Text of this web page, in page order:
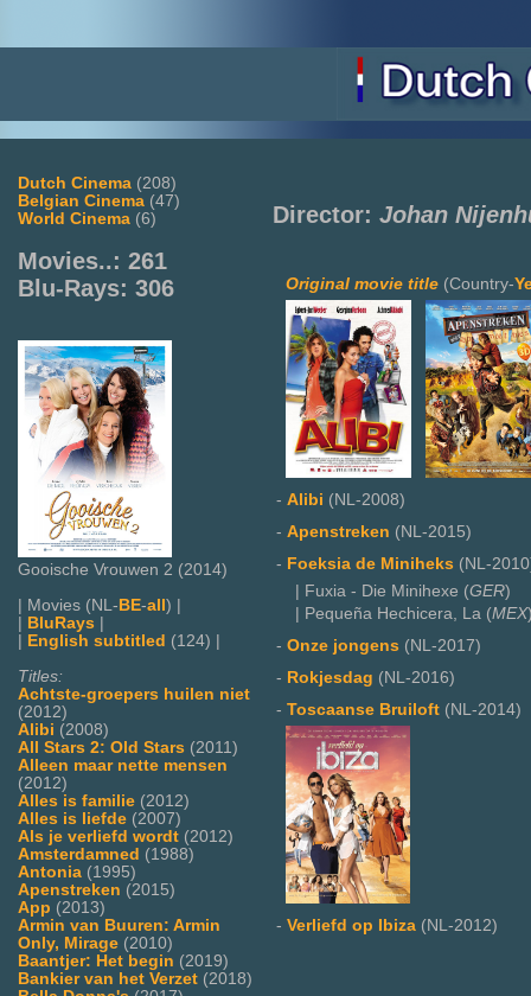
Dutch Cinema (208)
Belgian Cinema (47)
World Cinema (6)
Movies..: 261
Blu-Rays: 306
Gooische Vrouwen 2 (2014)
| Movies (NL- BE-all ) |
BluRays
English subtitled (124) |
Titles:
Achtste-groepers huilen niet
(2012)
Alibi (2008)
All Stars 2: Old Stars (2011)
Alleen maar nette mensen
(2012)
Alles is familie (2012)
Alles is liefde (2007)
Als je verliefd wordt (2012)
Amsterdamned (1988)
Antonia (1995)
Apenstreken (2015)
App (2013)
Armin van Buuren: Armin
Only, Mirage (2010)
Baantjer: Het begin (2019)
Bankier van het Verzet (2018)
Director: Johan
Original movie title (Country-
- Alibi (NL-2008)
- Apenstreken (NL-2015)
- Foeksia de Miniheks (NL-
| Fuxia - Die Minihexe (GER)
| Pequeña Hechicera, La (MEX
- Onze jongens (NL-2017)
- Rokjesdag (NL-2016)
- Toscaanse Bruiloft (NL-2014)
- Verliefd op Ibiza (NL-2012)